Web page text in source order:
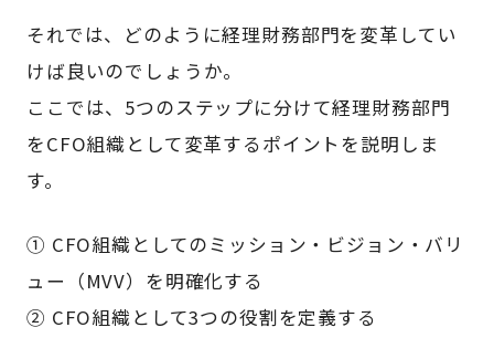
それでは、どのように経理財務部門を変革してい
けば良いのでしょうか。
ここでは、5つのステップに分けて経理財務部門
をCFO組織として変革するポイントを説明しま
す。
① CFO組織としてのミッション・ビジョン・バリ
ュー（MVV）を明確化する
② CFO組織として3つの役割を定義する